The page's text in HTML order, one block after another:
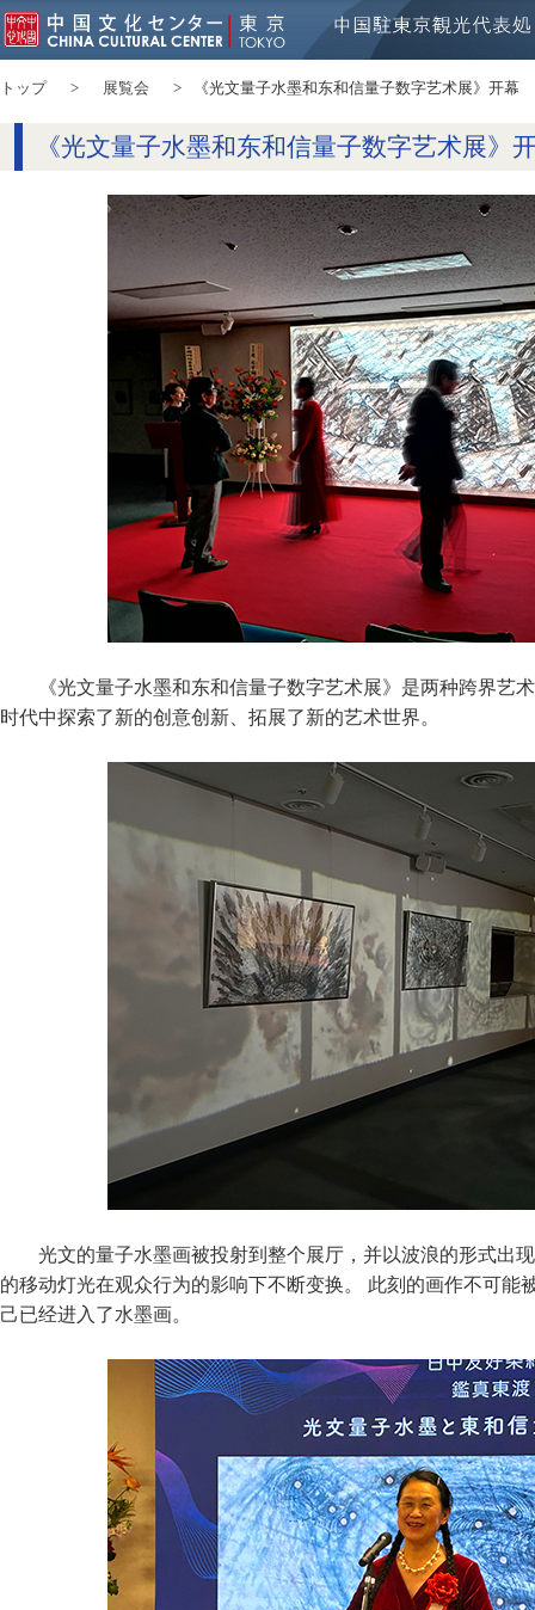
トップ 展覧会 《光文量子水墨和东和信量子数字艺术展》开幕
《光文量子水墨和东和信量子数字艺术展》
《光文量子水墨和东和信量子数字艺术展》是两种跨界艺
时代中探索了新的创意创新、拓展了新的艺术世界。
光文的量子水墨画被投射到整个展厅，并以波浪的形式出
的移动灯光在观众行为的影响下不断变换。 此刻的画作不可能
己已经进入了水墨画。